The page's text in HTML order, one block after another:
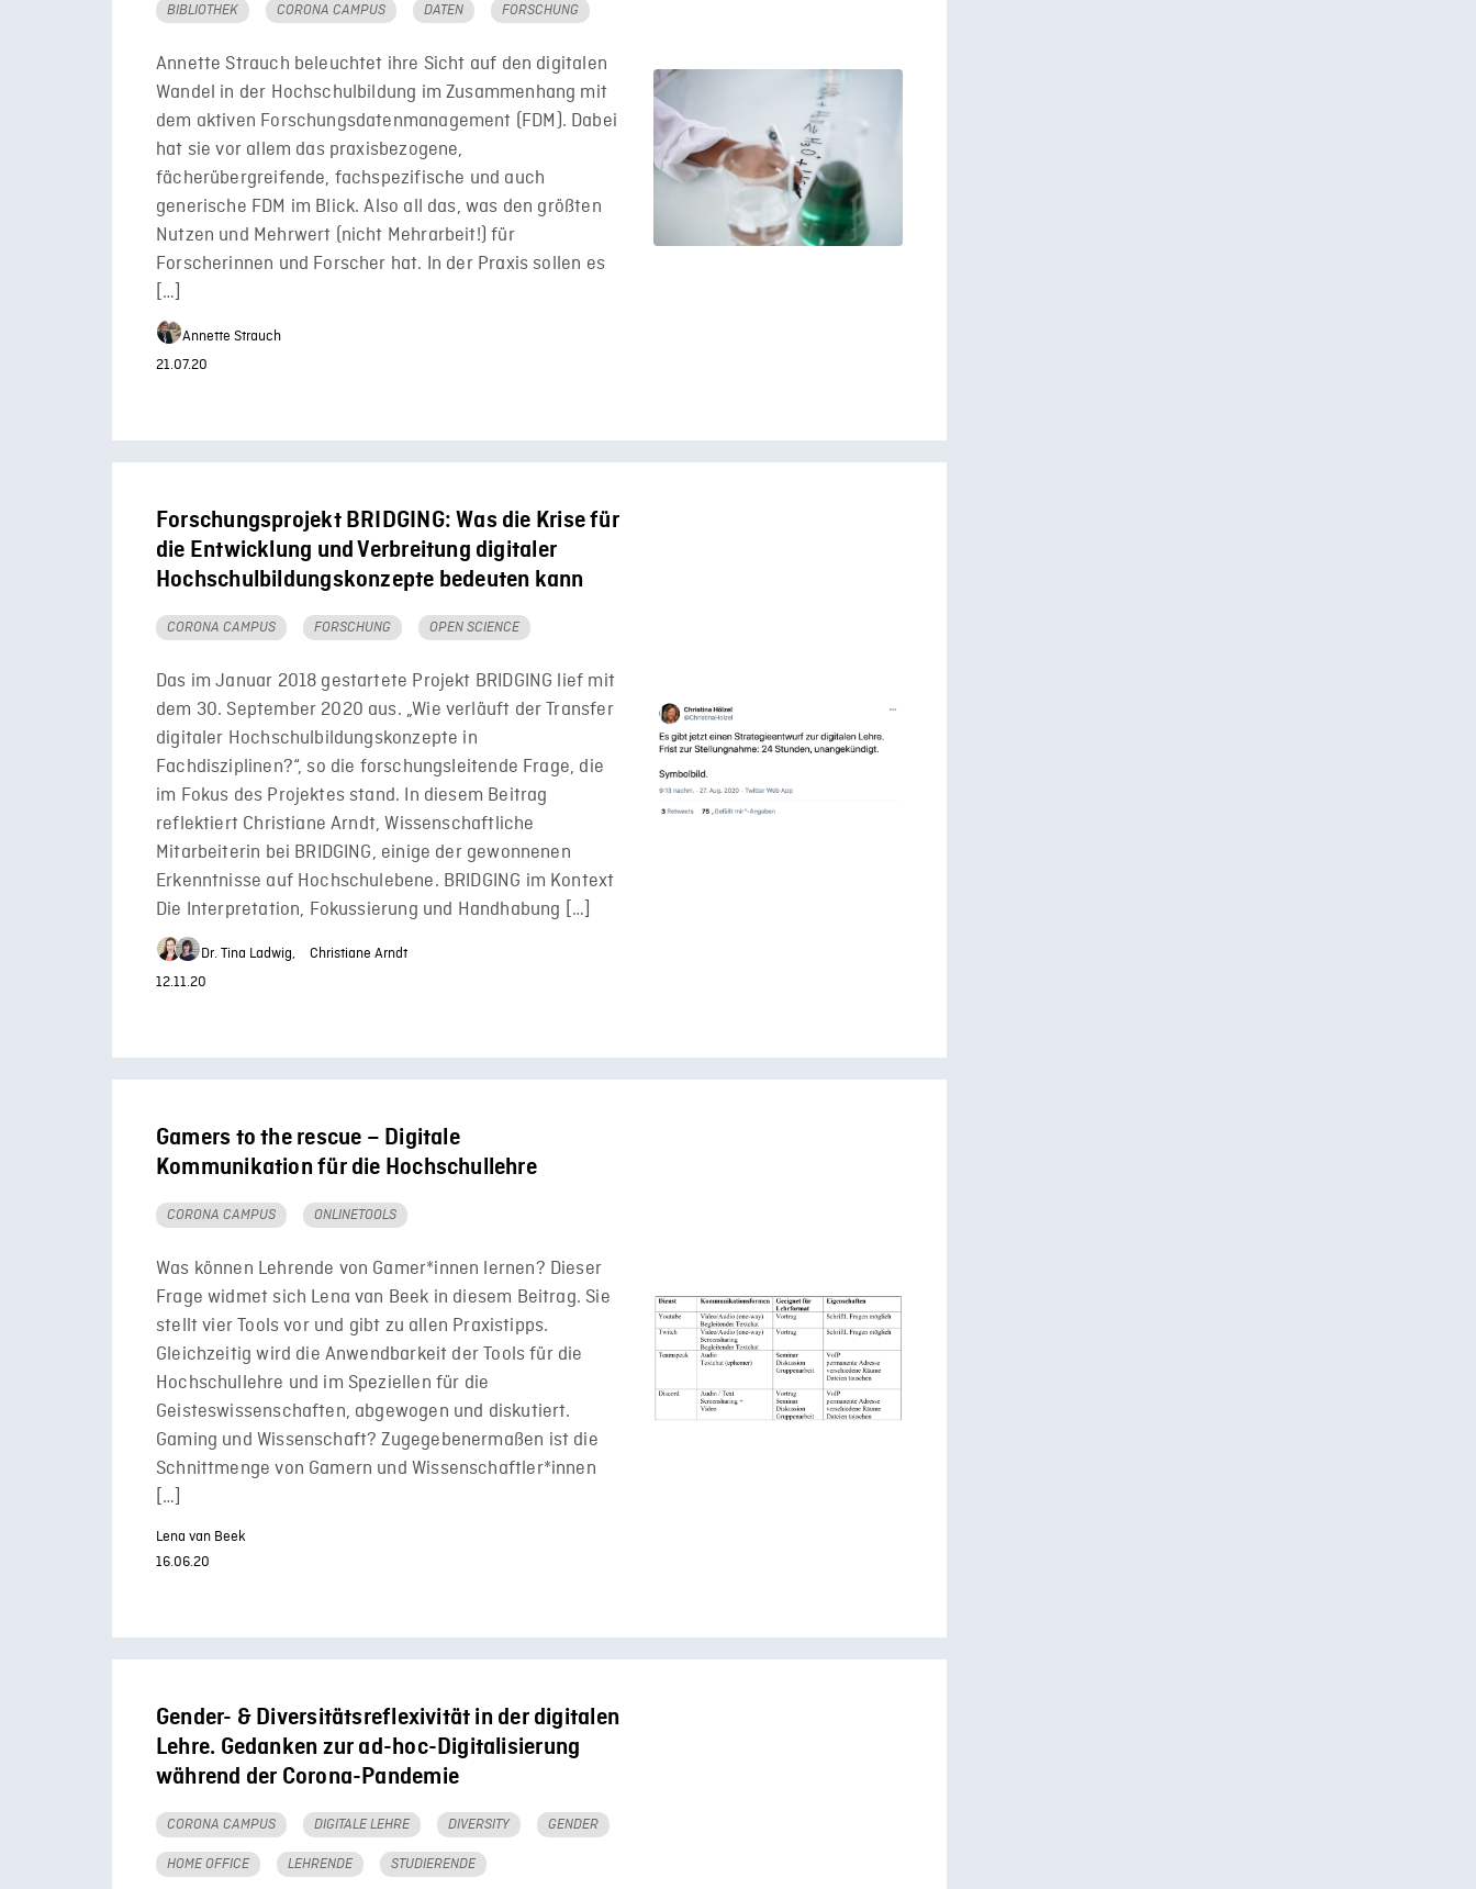
BIBLIOTHEK CORONA CAMPUS DATEN FORSCHUNG
Annette Strauch beleuchtet ihre Sicht auf den digitalen
Wandel in der Hochschulbildung im Zusammenhang mit
dem aktiven Forschungsdatenmanagement (FDM). Dabei
hat sie vor allem das praxisbezogene,
fächerübergreifende, fachspezifische und auch
generische FDM im Blick. Also all das, was den größten
Nutzen und Mehrwert (nicht Mehrarbeit!) für
Forscherinnen und Forscher hat. In der Praxis sollen es
[…]
Annette Strauch
21.07.20
Forschungsprojekt BRIDGING: Was die Krise für
die Entwicklung und Verbreitung digitaler
Hochschulbildungskonzepte bedeuten kann
CORONA CAMPUS FORSCHUNG OPEN SCIENCE
Das im Januar 2018 gestartete Projekt BRIDGING lief mit
dem 30. September 2020 aus. „Wie verläuft der Transfer
digitaler Hochschulbildungskonzepte in
Fachdisziplinen?“, so die forschungsleitende Frage, die
im Fokus des Projektes stand. In diesem Beitrag
reflektiert Christiane Arndt, Wissenschaftliche
Mitarbeiterin bei BRIDGING, einige der gewonnenen
Erkenntnisse auf Hochschulebene. BRIDGING im Kontext
Die Interpretation, Fokussierung und Handhabung […]
Dr. Tina Ladwig,
Christiane Arndt
12.11.20
Gamers to the rescue – Digitale
Kommunikation für die Hochschullehre
CORONA CAMPUS ONLINETOOLS
Was können Lehrende von Gamer*innen lernen? Dieser
Frage widmet sich Lena van Beek in diesem Beitrag. Sie
stellt vier Tools vor und gibt zu allen Praxistipps.
Gleichzeitig wird die Anwendbarkeit der Tools für die
Hochschullehre und im Speziellen für die
Geisteswissenschaften, abgewogen und diskutiert.
Gaming und Wissenschaft? Zugegebenermaßen ist die
Schnittmenge von Gamern und Wissenschaftler*innen
[…]
Lena van Beek
16.06.20
Gender- & Diversitätsreflexivität in der digitalen
Lehre. Gedanken zur ad-hoc-Digitalisierung
während der Corona-Pandemie
CORONA CAMPUS DIGITALE LEHRE DIVERSITY GENDER
HOME OFFICE LEHRENDE STUDIERENDE